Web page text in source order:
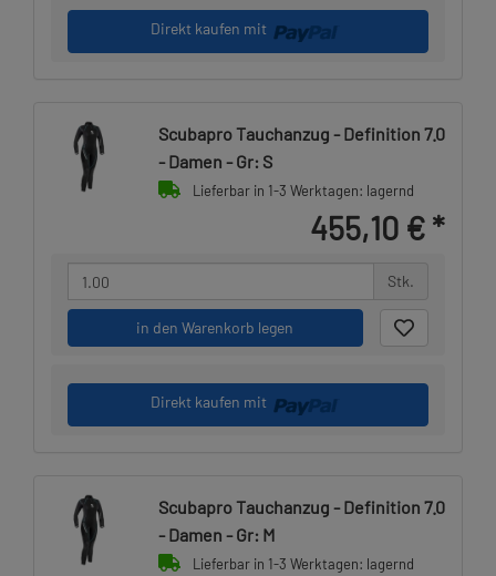
Direkt kaufen mit
Scubapro Tauchanzug - Definition 7.0
- Damen - Gr: S
Lieferbar in 1-3 Werktagen: lagernd
455,10 € *
Stk.
in den Warenkorb legen
Direkt kaufen mit
Scubapro Tauchanzug - Definition 7.0
- Damen - Gr: M
Lieferbar in 1-3 Werktagen: lagernd